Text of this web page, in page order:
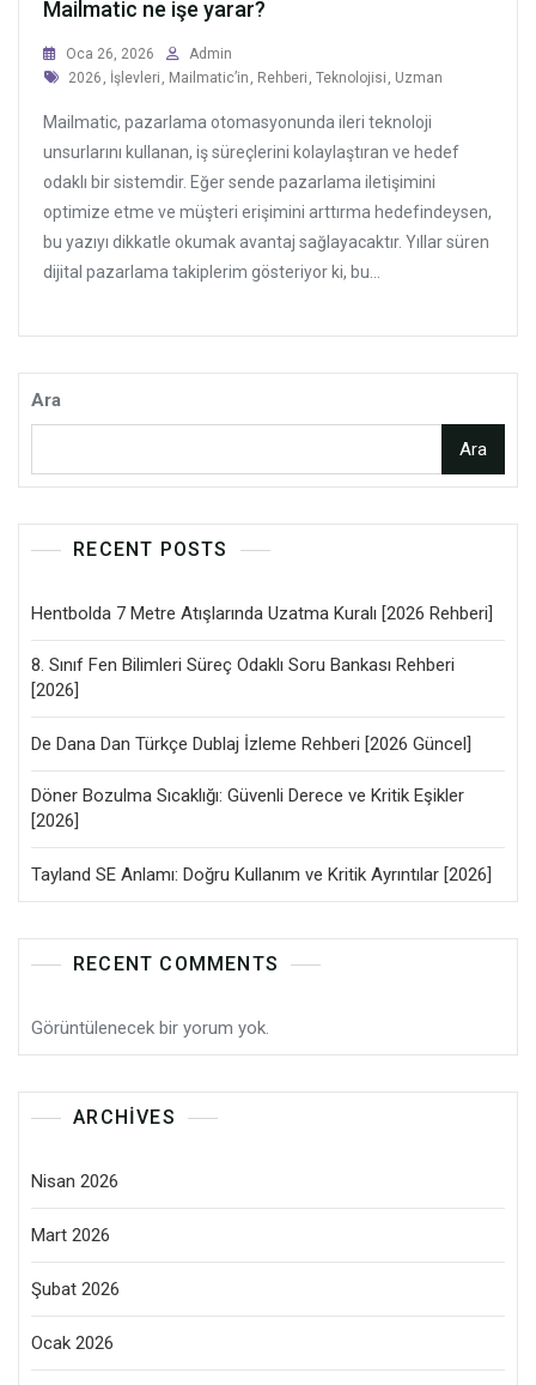
Mailmatic ne işe yarar?
Oca 26, 2026
Admin
Tags
2026 , İşlevleri , Mailmatic’in , Rehberi , Teknolojisi , Uzman
Mailmatic, pazarlama otomasyonunda ileri teknoloji
unsurlarını kullanan, iş süreçlerini kolaylaştıran ve hedef
odaklı bir sistemdir. Eğer sende pazarlama iletişimini
optimize etme ve müşteri erişimini arttırma hedefindeysen,
bu yazıyı dikkatle okumak avantaj sağlayacaktır. Yıllar süren
dijital pazarlama takiplerim gösteriyor ki, bu...
Ara
Ara
RECENT POSTS
Hentbolda 7 Metre Atışlarında Uzatma Kuralı [2026 Rehberi]
8. Sınıf Fen Bilimleri Süreç Odaklı Soru Bankası Rehberi
[2026]
De Dana Dan Türkçe Dublaj İzleme Rehberi [2026 Güncel]
Döner Bozulma Sıcaklığı: Güvenli Derece ve Kritik Eşikler
[2026]
Tayland SE Anlamı: Doğru Kullanım ve Kritik Ayrıntılar [2026]
RECENT COMMENTS
Görüntülenecek bir yorum yok.
ARCHIVES
Nisan 2026
Mart 2026
Şubat 2026
Ocak 2026